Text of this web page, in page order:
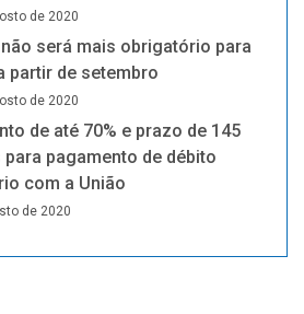
de 2020
será mais obrigatório para
partir de setembro
de 2020
de até 70% e prazo de 145
para pagamento de débito
com a União
de 2020